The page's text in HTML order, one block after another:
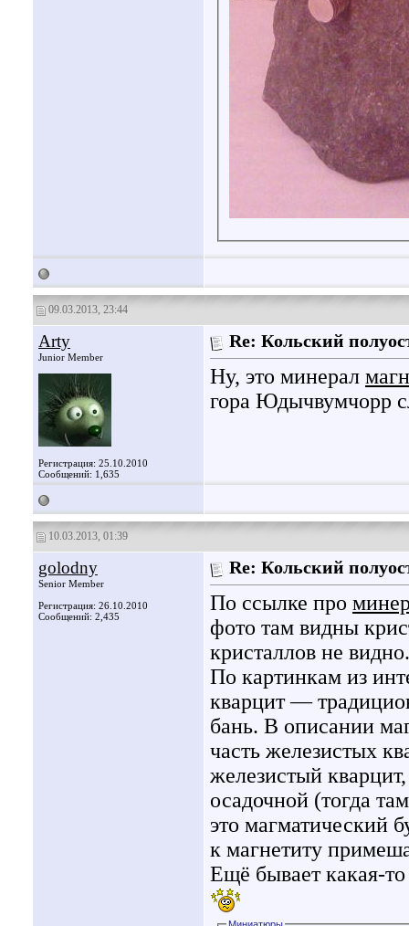
09.03.2013, 23:44
Arty
Junior Member
Регистрация: 25.10.2010
Сообщений: 1,635
Re: Кольский
Ну, это минерал
гора Юдычвумчорр
10.03.2013, 01:39
golodny
Senior Member
Регистрация: 26.10.2010
Сообщений: 2,435
Re: Кольский
По ссылке про
фото там видны
кристаллов не
По картинкам из
кварцит —
бань. В описании
часть железистых
железистый
осадочной (тогда
это магматический
к магнетиту
Ещё бывает какая-